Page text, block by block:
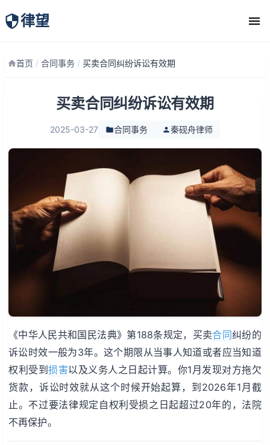
律望
律师团队
首页 / 合同事务 / 买卖合同纠纷诉讼有效期
买卖合同纠纷诉讼有效期
2025-03-27 合同事务 秦砚舟律师
《中华人民共和国民法典》第188条规定，买卖合同纠纷的
诉讼时效一般为3年。这个期限从当事人知道或者应当知道
权利受到损害以及义务人之日起计算。你1月发现对方拖欠
货款，诉讼时效就从这个时候开始起算，到2026年1月截
止。不过要法律规定自权利受损之日起超过20年的，法院
不再保护。